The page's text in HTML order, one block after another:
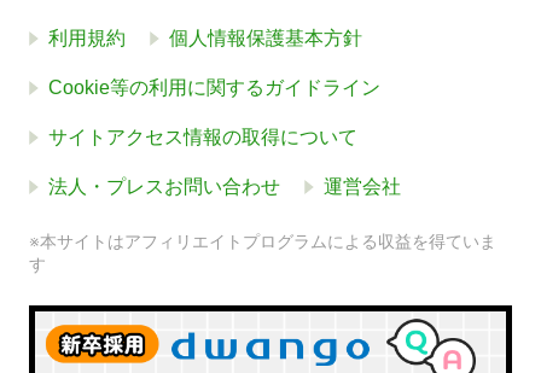
利用規約 個人情報保護基本方針
Cookie等の利用に関するガイドライン
サイトアクセス情報の取得について
法人・プレスお問い合わせ 運営会社
※本サイトはアフィリエイトプログラムによる収益を得ていま
す